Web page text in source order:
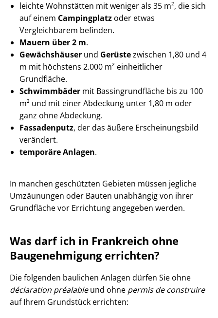
leichte Wohnstätten mit weniger als 35 m², die sich
auf einem Campingplatz oder etwas
Vergleichbarem befinden.
Mauern über 2 m.
Gewächshäuser und Gerüstezwischen 1,80 und 4
m mit höchstens 2.000 m² einheitlicher
Grundfläche.
Schwimmbäder mit Bas­sing­rund­flä­che bis zu 100
m² und mit einer Abdeckung unter 1,80 m oder
ganz ohne Abdeckung.
Fassadenputz, der das äußere Er­schei­nungs­bild
verändert.
temporäre Anlagen.
In manchen geschützten Gebieten müssen jegliche
Umzäunungen oder Bauten unabhängig von ihrer
Grundfläche vor Errichtung angegeben werden.
Was darf ich in Frankreich ohne
Baugenehmigung errichten?
Die folgenden baulichen Anlagen dürfen Sie ohne
déclaration préalableund ohne permis de construire
auf Ihrem Grundstück errichten: